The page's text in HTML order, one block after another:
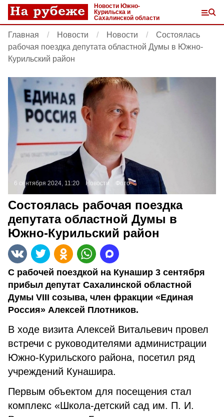
Новости Южно-
Курильска и
Сахалинской области
Главная Новости Новости
Состоялась
рабочая поездка депутата областной Думы в Южно-
Курильский район
6 сентября 2024, 11:20 Новости Фото:
Состоялась рабочая поездка
депутата областной Думы в
Южно-Курильский район
С рабочей поездкой на Кунашир 3 сентября
прибыл депутат Сахалинской областной
Думы VIII созыва, член фракции «Единая
Россия» Алексей Плотников.
В ходе визита Алексей Витальевич провел
встречи с руководителями администрации
Южно-Курильского района, посетил ряд
учреждений Кунашира.
Первым объектом для посещения стал
комплекс «Школа-детский сад им. П. И.